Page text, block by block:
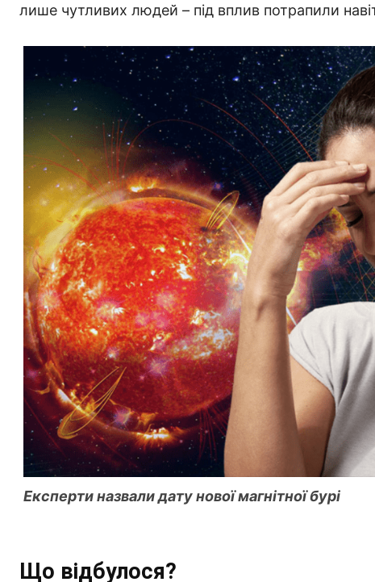
лише чутливих людей – під вплив потрапили
Експерти назвали дату нової магнітної бурі
Що відбулося?